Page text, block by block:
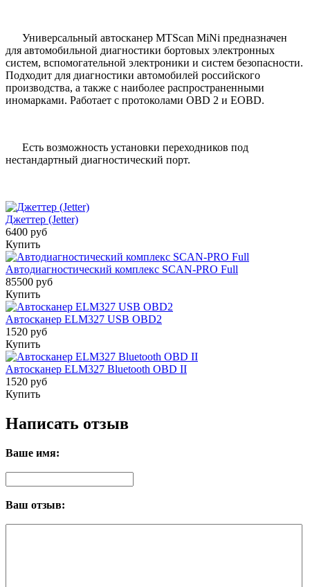
Универсальный автосканер MTScan MiNi предназначен
для автомобильной диагностики бортовых электронных
систем, вспомогательной электроники и систем безопасности.
Подходит для диагностики автомобилей российского
производства, а также с наиболее распространенными
иномарками. Работает с протоколами OBD 2 и EOBD.
Есть возможность установки переходников под
нестандартный диагностический порт.
Джеттер (Jetter)
6400 руб
Купить
Автодиагностический комплекс SCAN-PRO Full
85500 руб
Купить
Автосканер ELM327 USB OBD2
1520 руб
Купить
Автосканер ELM327 Bluetooth OBD II
1520 руб
Купить
Написать отзыв
Ваше имя:
Ваш отзыв: